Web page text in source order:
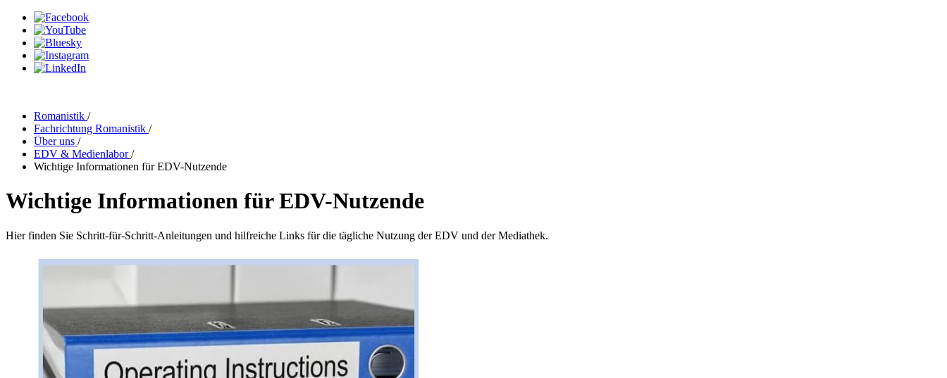
Romanistik /
Fachrichtung Romanistik /
Über uns /
EDV & Medienlabor/
Wichtige Informationen für EDV-Nutzende
Wichtige Informationen für EDV-Nutzende
Hier finden Sie Schritt-für-Schritt-Anleitungen und hilfreiche Links für die tägliche Nutzung der EDV und der Mediathek.